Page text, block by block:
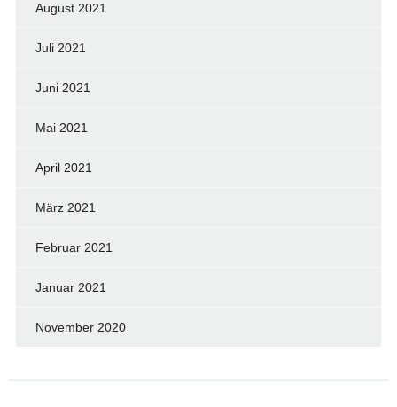
August 2021
Juli 2021
Juni 2021
Mai 2021
April 2021
März 2021
Februar 2021
Januar 2021
November 2020